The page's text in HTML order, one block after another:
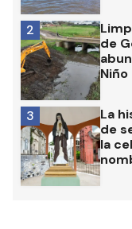
de
Niño
2
La
de
la
3